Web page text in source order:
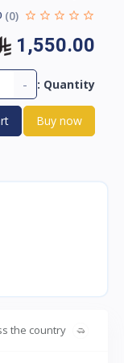
(0)
1,550.00
Quantity :
-
Buy now
the country